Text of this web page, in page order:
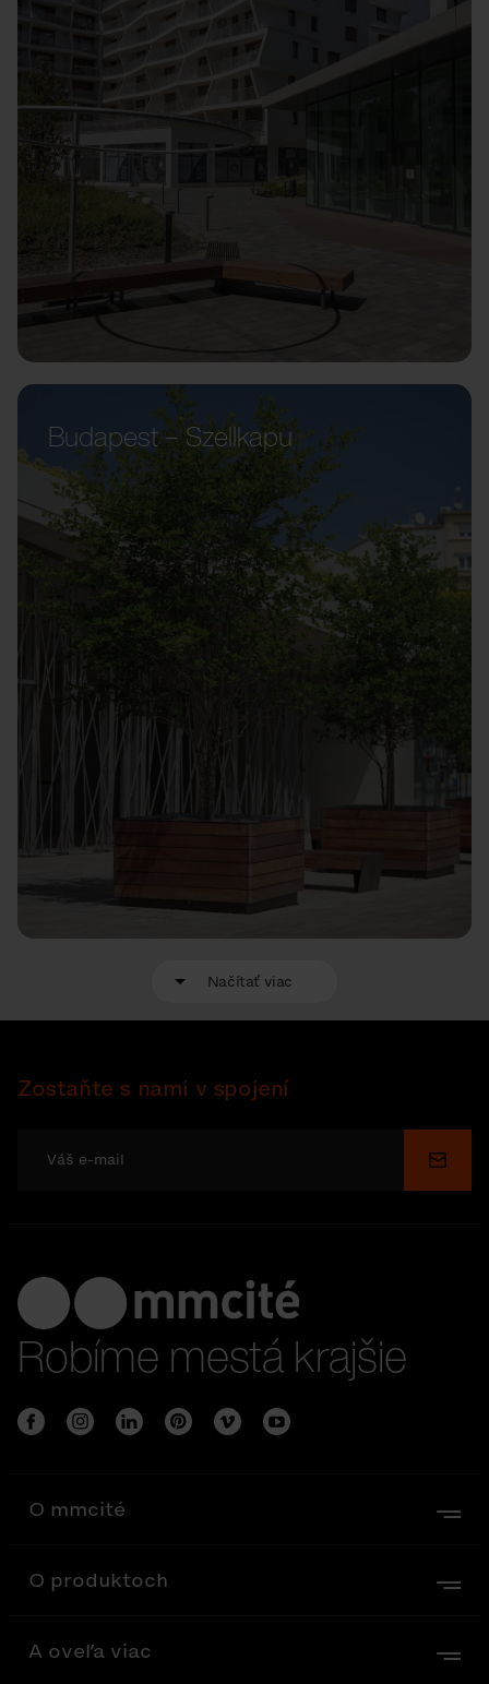
Budapest – Szellkapu
Načítať viac
Zostaňte s nami v spojení
Robíme mestá krajšie
O mmcité
O produktoch
A oveľa viac